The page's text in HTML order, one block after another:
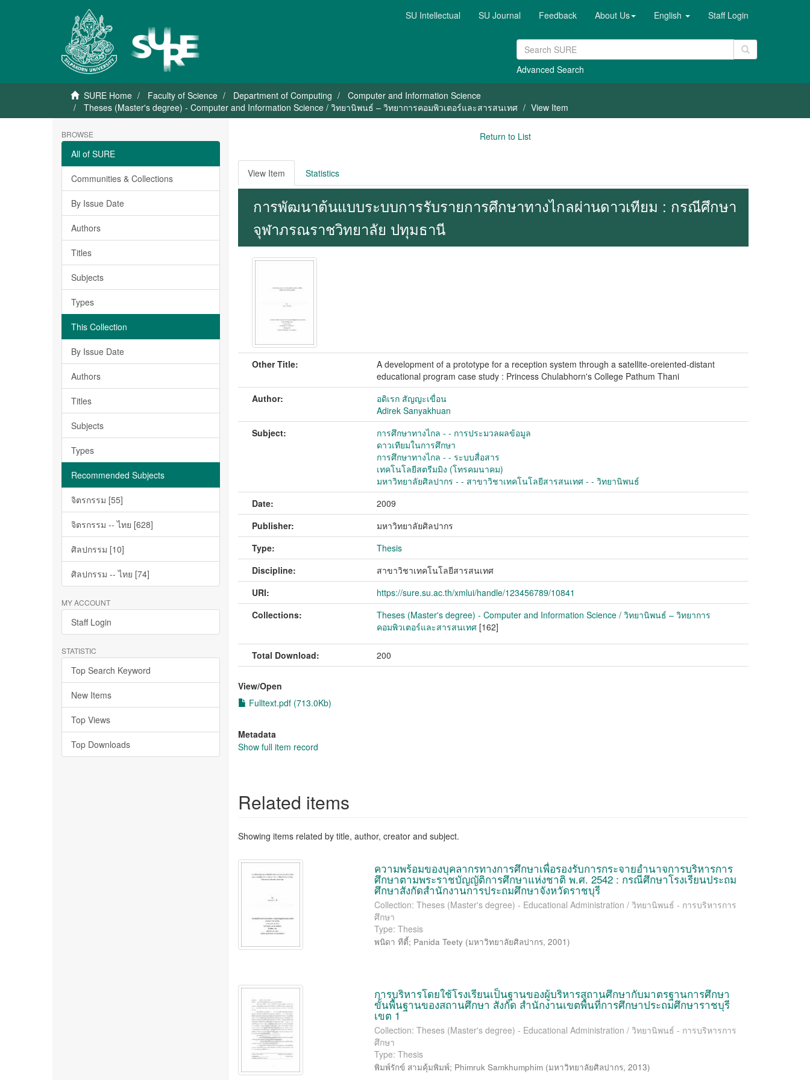
SU Intellectual SU Journal Feedback About Us English Staff Login
Advanced Search
SURE Home Faculty of Science Department of Computing
Computer and Information Science
Theses (Master's degree) - Computer and Information Science / วิทยานิพนธ์ – วิทยาการคอมพิวเตอร์และสารสนเทศ
View Item
BROWSE
All of SURE
Communities & Collections
By Issue Date
Authors
Titles
Subjects
Types
This Collection
By Issue Date
Authors
Titles
Subjects
Types
Recommended Subjects
จิตรกรรม [55]
จิตรกรรม -- ไทย [628]
ศิลปกรรม [10]
ศิลปกรรม -- ไทย [74]
MY ACCOUNT
Staff Login
STATISTIC
Top Search Keyword
New Items
Top Views
Top Downloads
Return to List
View Item Statistics
การพัฒนาต้นแบบระบบการรับรายการศึกษาทางไกลผ่านดาวเทียม : กรณีศึกษา
จุฬาภรณราชวิทยาลัย ปทุมธานี
Other Title:
A development of a prototype for a reception system through a satellite-oreiented-distant
educational program case study : Princess Chulabhorn's College Pathum Thani
Author:
อดิเรก สัญญะเขื่อน
Adirek Sanyakhuan
Subject:
การศึกษาทางไกล - - การประมวลผลข้อมูล
ดาวเทียมในการศึกษา
การศึกษาทางไกล - - ระบบสื่อสาร
เทคโนโลยีสตรีมมิง (โทรคมนาคม)
มหาวิทยาลัยศิลปากร - - สาขาวิชาเทคโนโลยีสารสนเทศ - - วิทยานิพนธ์
Date:
2009
Publisher:
มหาวิทยาลัยศิลปากร
Type:
Thesis
Discipline:
สาขาวิชาเทคโนโลยีสารสนเทศ
URI:
https://sure.su.ac.th/xmlui/handle/123456789/10841
Collections:
Theses (Master's degree) - Computer and Information Science / วิทยานิพนธ์ – วิทยาการ
คอมพิวเตอร์และสารสนเทศ [162]
Total Download: 200
View/Open
Fulltext.pdf (713.0Kb)
Metadata
Show full item record
Related items
Showing items related by title, author, creator and subject.
ความพร้อมของบุคลากรทางการศึกษาเพื่อรองรับการกระจายอำนาจการบริหารการ
ศึกษาตามพระราชบัญญัติการศึกษาแห่งชาติ พ.ศ. 2542 : กรณีศึกษาโรงเรียนประถม
ศึกษาสังกัดสำนักงานการประถมศึกษาจังหวัดราชบุรี
Collection: Theses (Master's degree) - Educational Administration / วิทยานิพนธ์ - การบริหารการ
ศึกษา
Type: Thesis
พนิดา ทีตี้; Panida Teety (มหาวิทยาลัยศิลปากร,2001)
การบริหารโดยใช้โรงเรียนเป็นฐานของผู้บริหารสถานศึกษากับมาตรฐานการศึกษา
ขั้นพื้นฐานของสถานศึกษา สังกัด สำนักงานเขตพื้นที่การศึกษาประถมศึกษาราชบุรี
เขต 1
Collection: Theses (Master's degree) - Educational Administration / วิทยานิพนธ์ - การบริหารการ
ศึกษา
Type: Thesis
พิมพ์รักข์ สามคุ้มพิมพ์; Phimruk Samkhumphim (มหาวิทยาลัยศิลปากร,2013)